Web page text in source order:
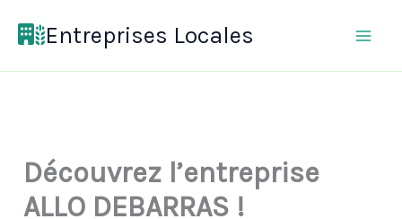
Entreprises Locales
Découvrez l’entreprise
ALLO DEBARRAS !